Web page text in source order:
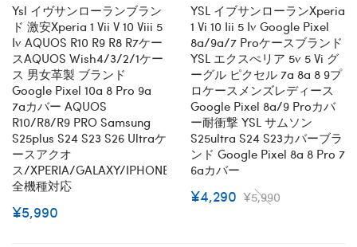
Ysl イヴサンローランブラン
ド 激安xperia 1 Vii V 10 Viii 5
Iv AQUOS R10 R9 R8 R7ケー
スAQUOS Wish4/3/2/1ケー
ス 男女革製 ブランド
Google Pixel 10a 8 Pro 9a
7aカバー AQUOS
R10/R8/R9 PRO Samsung
S25plus S24 S23 S26 Ultraケ
ースアクオ
ス/XPERIA/GALAXY/IPHONE
全機種対応
¥5,990
YSL イブサンローランxperia
1 Vi 10 Iii 5 Iv Google Pixel
8a/9a/7 Proケースブランド
YSL エクスぺリア 5v 5 Vi グ
ーグル ピクセル 7a 8a 8 9プ
ロケースメンズレディース
Google Pixel 8a/9 Proカバ
ー耐衝撃 YSL サムソン
S25ultra S24 S23カバーブラ
ンド Google Pixel 8a 8 Pro 7
6aカバー
¥4,290 ¥5,990